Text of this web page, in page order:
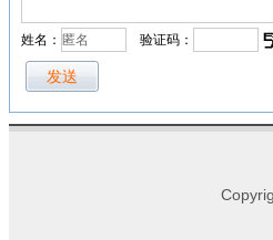
姓名： 验证码：